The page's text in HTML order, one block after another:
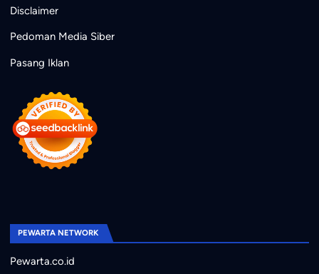
Disclaimer
Pedoman Media Siber
Pasang Iklan
PEWARTA NETWORK
Pewarta.co.id